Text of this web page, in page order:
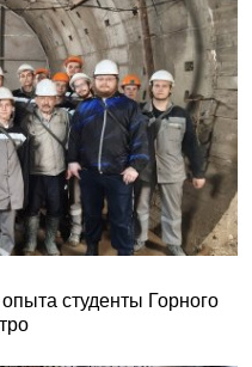
студенты Горного